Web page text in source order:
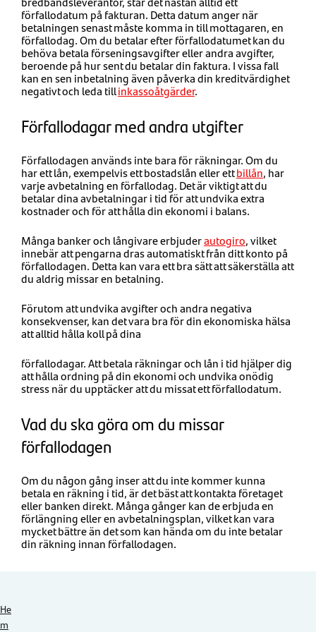
förfallodatum på fakturan. Detta datum anger när
betalningen senast måste komma in till mottagaren, en
förfallodag. Om du betalar efter förfallodatumet kan du
behöva betala förseningsavgifter eller andra avgifter,
beroende på hur sent du betalar din faktura. I vissa fall
kan en sen inbetalning även påverka din kreditvärdighet
negativt och leda tillinkassoåtgärder.
Förfallodagar med andra utgifter
Förfallodagen används inte bara för räkningar. Om du
har ett lån, exempelvis ett bostadslån eller ettbillån, har
varje avbetalning en förfallodag. Det är viktigt att du
betalar dina avbetalningar i tid för att undvika extra
kostnader och för att hålla din ekonomi i balans.
Många banker och långivare erbjuderautogiro, vilket
innebär att pengarna dras automatiskt från ditt konto på
förfallodagen. Detta kan vara ett bra sätt att säkerställa att
du aldrig missar en betalning.
Förutom att undvika avgifter och andra negativa
konsekvenser, kan det vara bra för din ekonomiska hälsa
att alltid hålla koll på dina
förfallodagar. Att betala räkningar och lån i tid hjälper dig
att hålla ordning på din ekonomi och undvika onödig
stress när du upptäcker att du missat ett förfallodatum.
Vad du ska göra om du missar
förfallodagen
Om du någon gång inser att du inte kommer kunna
betala en räkning i tid, är det bäst att kontakta företaget
eller banken direkt. Många gånger kan de erbjuda en
förlängning eller en avbetalningsplan, vilket kan vara
mycket bättre än det som kan hända om du inte betalar
din räkning innan förfallodagen.
He
m